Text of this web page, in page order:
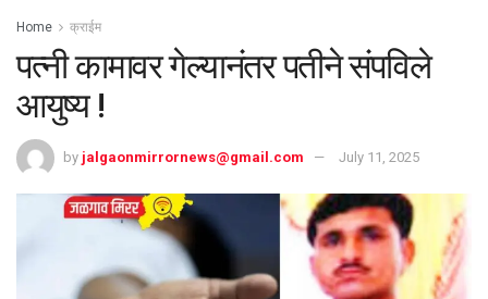
Home क्राईम
पत्नी कामावर गेल्यानंतर पतीने संपविले
आयुष्य !
by jalgaonmirrornews@gmail.com July 11, 2025